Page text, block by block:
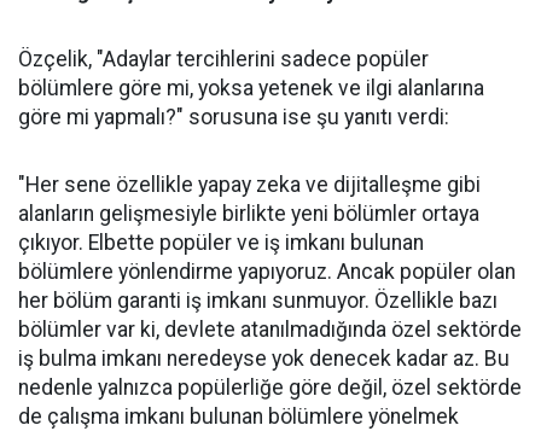
Özçelik, "Adaylar tercihlerini sadece popüler
bölümlere göre mi, yoksa yetenek ve ilgi alanlarına
göre mi yapmalı?" sorusuna ise şu yanıtı verdi:
"Her sene özellikle yapay zeka ve dijitalleşme gibi
alanların gelişmesiyle birlikte yeni bölümler ortaya
çıkıyor. Elbette popüler ve iş imkanı bulunan
bölümlere yönlendirme yapıyoruz. Ancak popüler olan
her bölüm garanti iş imkanı sunmuyor. Özellikle bazı
bölümler var ki, devlete atanılmadığında özel sektörde
iş bulma imkanı neredeyse yok denecek kadar az. Bu
nedenle yalnızca popülerliğe göre değil, özel sektörde
de çalışma imkanı bulunan bölümlere yönelmek